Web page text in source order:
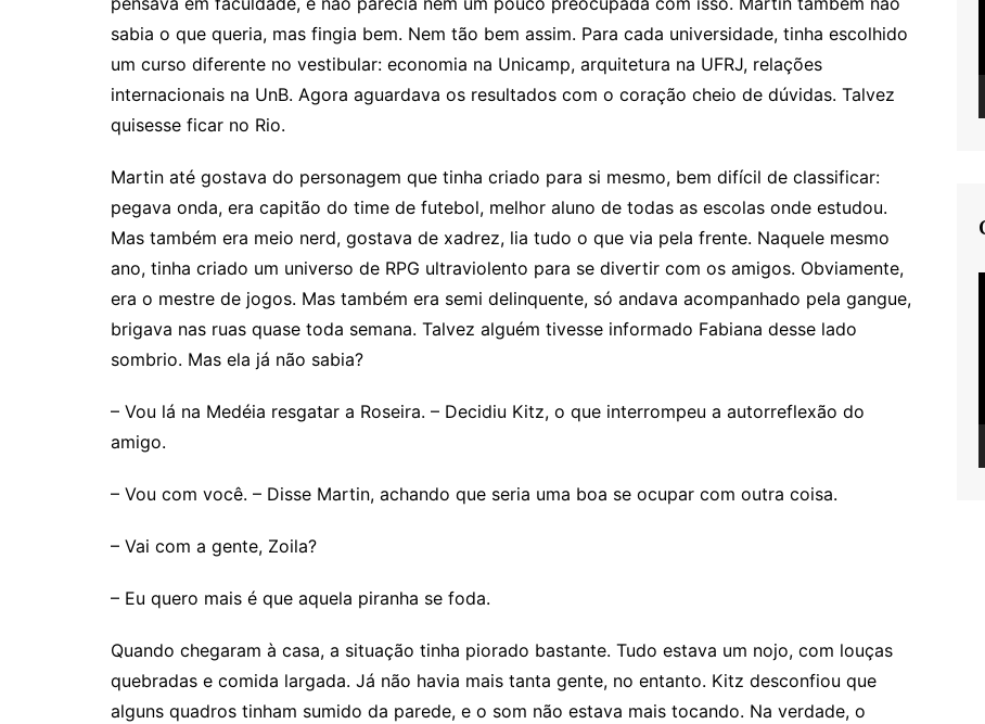
sabia o que queria, mas fingia bem. Nem tão bem assim. Para cada universidade, tinha escolhido
um curso diferente no vestibular: economia na Unicamp, arquitetura na UFRJ, relações
internacionais na UnB. Agora aguardava os resultados com o coração cheio de dúvidas. Talvez
quisesse ficar no Rio.
Martin até gostava do personagem que tinha criado para si mesmo, bem difícil de classificar:
pegava onda, era capitão do time de futebol, melhor aluno de todas as escolas onde estudou.
Mas também era meio nerd, gostava de xadrez, lia tudo o que via pela frente. Naquele mesmo
ano, tinha criado um universo de RPG ultraviolento para se divertir com os amigos. Obviamente,
era o mestre de jogos. Mas também era semi delinquente, só andava acompanhado pela gangue,
brigava nas ruas quase toda semana. Talvez alguém tivesse informado Fabiana desse lado
sombrio. Mas ela já não sabia?
– Vou lá na Medéia resgatar a Roseira. – Decidiu Kitz, o que interrompeu a autorreflexão do
amigo.
– Vou com você. – Disse Martin, achando que seria uma boa se ocupar com outra coisa.
– Vai com a gente, Zoila?
– Eu quero mais é que aquela piranha se foda.
Quando chegaram à casa, a situação tinha piorado bastante. Tudo estava um nojo, com louças
quebradas e comida largada. Já não havia mais tanta gente, no entanto. Kitz desconfiou que
alguns quadros tinham sumido da parede, e o som não estava mais tocando. Na verdade, o